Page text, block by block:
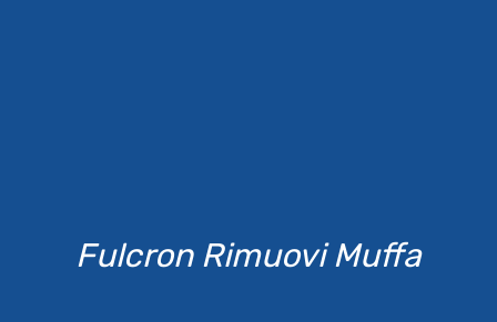
Fulcron Rimuovi Muffa